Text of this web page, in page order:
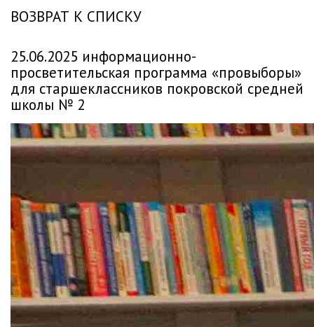
ВОЗВРАТ К СПИСКУ
25.06.2025 информационно-
просветительская программа «провыборы»
для старшеклассников покровской средней
школы № 2